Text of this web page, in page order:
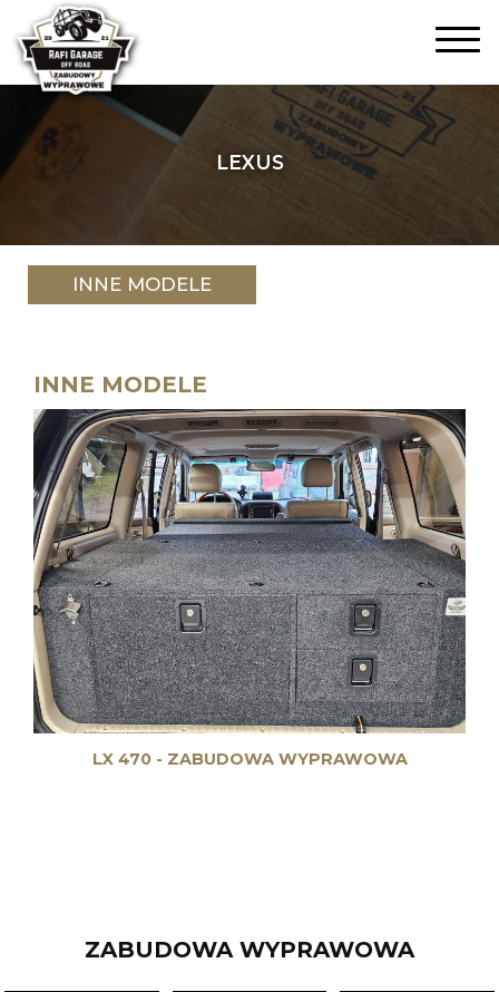
LEXUS
INNE MODELE
INNE MODELE
LX 470 - ZABUDOWA WYPRAWOWA
ZABUDOWA WYPRAWOWA